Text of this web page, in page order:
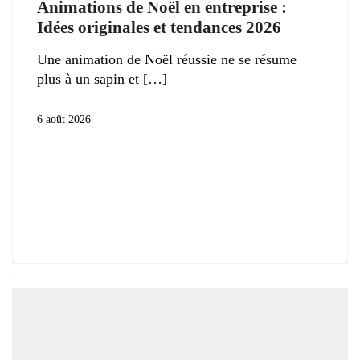
Animations de Noël en entreprise :
Idées originales et tendances 2026
Une animation de Noël réussie ne se résume
plus à un sapin et
6 août 2026